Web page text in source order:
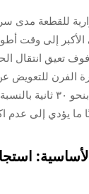
للقطعة مدى
ما يؤدي إلى عدم